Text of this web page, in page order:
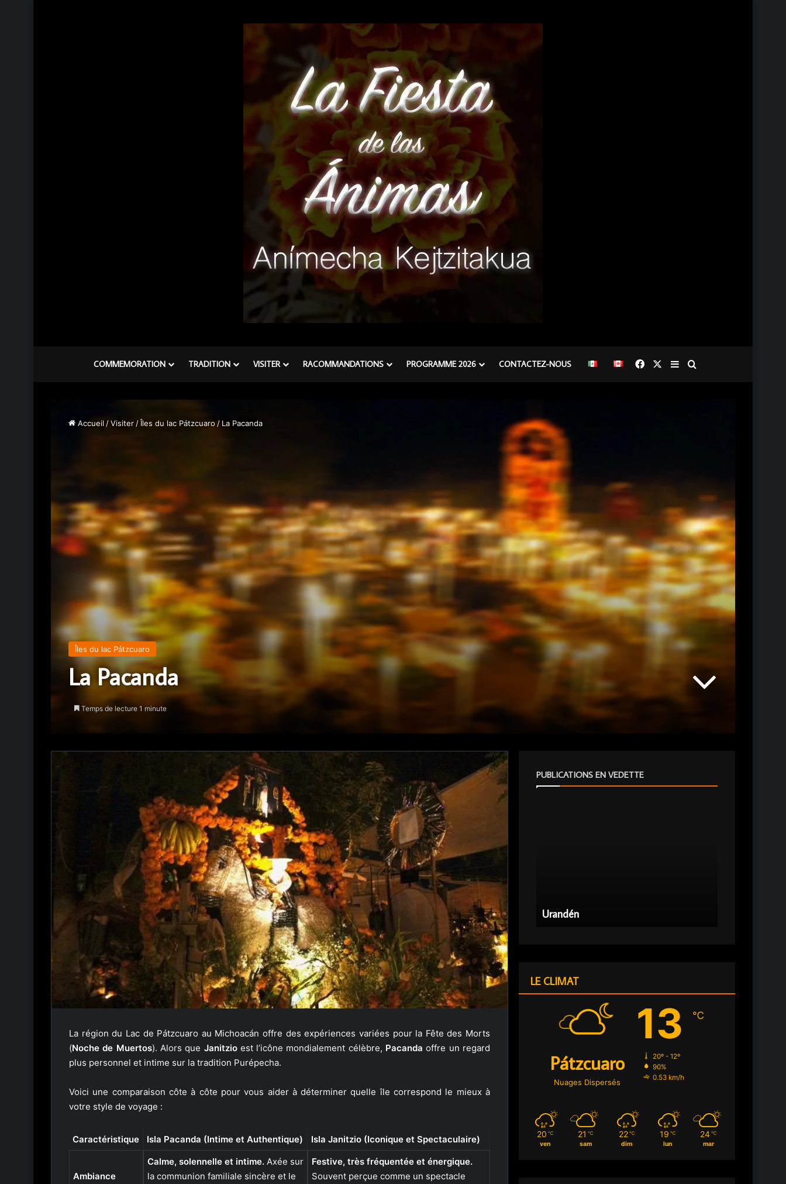
COMMEMORATION TRADITION VISITER RACOMMANDATIONS PROGRAMME 2026 CONTACTEZ-NOUS FacebookSidebar (barre latérale)
Accueil /Visiter /Îles du lac Pátzcuaro / La Pacanda
Îles du lac Pátzcuaro
La Pacanda
Temps de lecture 1 minute
La région du Lac de Pátzcuaro au Michoacán offre des expériences variées pour la Fête des Morts
(Noche de Muertos). Alors que Janitzioest l’icône mondialement célèbre, Pacanda offre un regard
plus personnel et intime sur la tradition Purépecha.
Voici une comparaison côte à côte pour vous aider à déterminer quelle île correspond le mieux à
votre style de voyage :
Caractéristique Isla Pacanda (Intime et Authentique) Isla Janitzio (Iconique et Spectaculaire)
Ambiance
Calme, solennelle et intime. Axée sur
la communion familiale sincère et le
Festive, très fréquentée et énergique.
Souvent perçue comme un spectacle
PUBLICATIONS EN VEDETTE
Urandén
LE CLIMAT
Pátzcuaro
Nuages Dispersés
13 ℃
20º - 12º
90%
0.53 km/h
20 ℃
ven
21 ℃
sam
22 ℃
dim
19 ℃
lun
24 ℃
mar